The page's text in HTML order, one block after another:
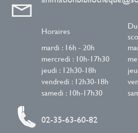
Horaires
mardi : 16h - 20h
mercredi : 10h-17h30
jeudi : 12h30-18h
vendredi : 12h30-18h
samedi : 10h-17h30
02-35-63-60-82